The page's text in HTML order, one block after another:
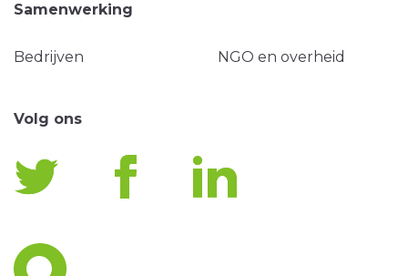
Samenwerking
Bedrijven NGO en overheid
Volg ons